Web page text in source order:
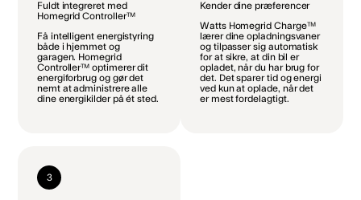
Fuldt integreret med
Homegrid Controller™
Få intelligent energistyring
både i hjemmet og
garagen. Homegrid
Controller™ optimerer dit
energiforbrug og gør det
nemt at administrere alle
dine energikilder på ét sted.
Kender dine præferencer
Watts Homegrid Charge™
lærer dine opladningsvaner
og tilpasser sig automatisk
for at sikre, at din bil er
opladet, når du har brug for
det. Det sparer tid og energi
ved kun at oplade, når det
er mest fordelagtigt.
3